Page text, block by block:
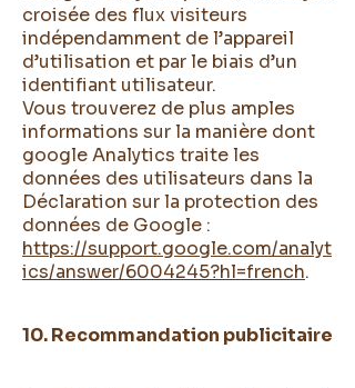
croisée des flux visiteurs
indépendamment de l’appareil
d’utilisation et par le biais d’un
identifiant utilisateur.
Vous trouverez de plus amples
informations sur la manière dont
google Analytics traite les
données des utilisateurs dans la
Déclaration sur la protection des
données de Google :
https://support.google.com/analyt
ics/answer/6004245?hl=french.
10. Recommandation publicitaire